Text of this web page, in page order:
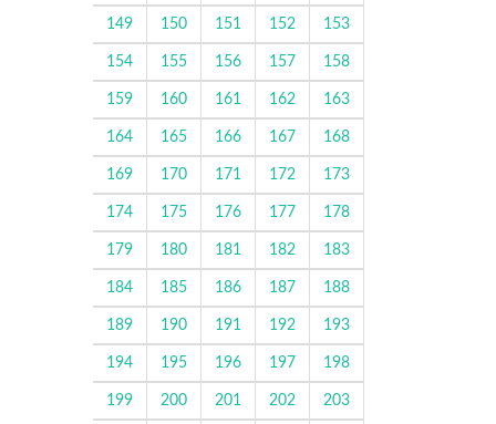
149 150 151 152 153
154 155 156 157 158
159 160 161 162 163
164 165 166 167 168
169 170 171 172 173
174 175 176 177 178
179 180 181 182 183
184 185 186 187 188
189 190 191 192 193
194 195 196 197 198
199 200 201 202 203